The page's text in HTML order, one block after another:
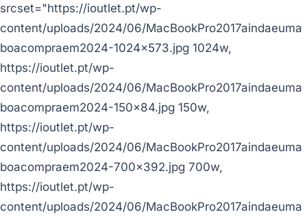
srcset="https://ioutlet.pt/wp-
content/uploads/2024/06/MacBookPro2017aindaeuma
boacompraem2024-1024x573.jpg 1024w,
https://ioutlet.pt/wp-
content/uploads/2024/06/MacBookPro2017aindaeuma
boacompraem2024-150x84.jpg 150w,
https://ioutlet.pt/wp-
content/uploads/2024/06/MacBookPro2017aindaeuma
boacompraem2024-700x392.jpg 700w,
https://ioutlet.pt/wp-
content/uploads/2024/06/MacBookPro2017aindaeuma